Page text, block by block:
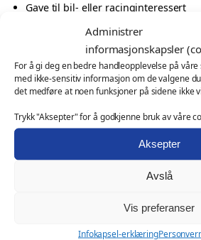
Administrer
informasjonskapsler
For å gi deg en bedre handleopplevelse på
med ikke-sensitiv informasjon om de valgene
det medføre at noen funksjoner på sidene ikke
Trykk "Aksepter" for å godkjenne bruk av våre
Aksepter
Avslå
Vis preferanser
Infokapsel-erklæring
v
a
k
y
D
k
r
1
2
9
,
i
l
Gave til bil- eller racinginteressert
En sporty detalj
Samlerobjekt med variasjon
Også velegnet som
profilprodukt for klubber,
messeartikkel og kampanjeprodukt
kundegave – med eller uten logo
Denne modellen kan leveres med